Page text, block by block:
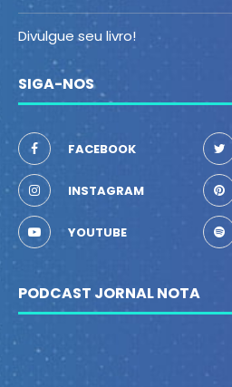
Divulgue seu livro!
SIGA-NOS
FACEBOOK
INSTAGRAM
YOUTUBE
PODCAST JORNAL NOTA